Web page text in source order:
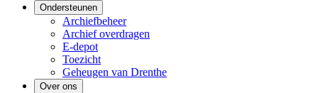
Ondersteunen
Archiefbeheer
Archief overdragen
E-depot
Toezicht
Geheugen van Drenthe
Over ons